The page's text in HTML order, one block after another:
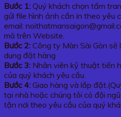
Bước 1: Quý khách chọn tấm
gửi file hình ảnh cần in theo yêu
email:
mã trên Website.
Bước 2: Công ty Màn Sài Gòn
dung đặt hàng
Bước 3: Nhân viên kỹ thuật tiến
của quý khách yêu cầu.
Bước 4: Giao hàng và lắp
tại nhà hoặc chúng tôi có đội
tận nơi theo yêu cầu của quý